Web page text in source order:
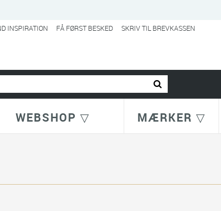
INSPIRATION FÅ FØRST BESKED
SKRIV TIL BREVKASSEN
WEBSHOP ▽ MÆRKER ▽